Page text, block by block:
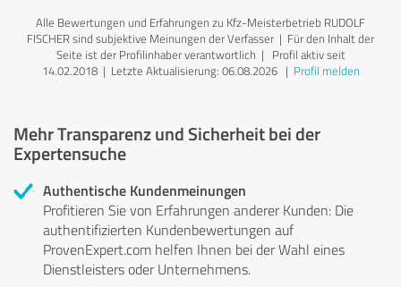
Alle Bewertungen und Erfahrungen zu Kfz-Meisterbetrieb RUDOLF
FISCHER sind subjektive Meinungen der Verfasser | Für den Inhalt der
Seite ist der Profilinhaber verantwortlich | Profil aktiv seit
14.02.2018 | Letzte Aktualisierung: 06.08.2026| Profil melden
Mehr Transparenz und Sicherheit bei der
Expertensuche
Authentische Kundenmeinungen
Profitieren Sie von Erfahrungen anderer Kunden: Die
authentifizierten Kundenbewertungen auf
ProvenExpert.com helfen Ihnen bei der Wahl eines
Dienstleisters oder Unternehmens.